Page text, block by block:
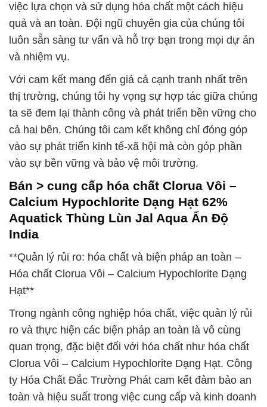
việc lựa chọn và sử dụng hóa chất một cách hiệu
quả và an toàn. Đội ngũ chuyên gia của chúng tôi
luôn sẵn sàng tư vấn và hỗ trợ bạn trong mọi dự án
và nhiệm vụ.
Với cam kết mang đến giá cả cạnh tranh nhất trên
thị trường, chúng tôi hy vọng sự hợp tác giữa chúng
ta sẽ đem lại thành công và phát triển bền vững cho
cả hai bên. Chúng tôi cam kết không chỉ đóng góp
vào sự phát triển kinh tế-xã hội mà còn góp phần
vào sự bền vững và bảo vệ môi trường.
Bán > cung cấp hóa chất Clorua Vôi –
Calcium Hypochlorite Dạng Hạt 62%
Aquatick Thùng Lùn Jal Aqua Ấn Độ
India
**Quản lý rủi ro: hóa chất và biện pháp an toàn –
Hóa chất Clorua Vôi – Calcium Hypochlorite Dạng
Hạt**
Trong ngành công nghiệp hóa chất, việc quản lý rủi
ro và thực hiện các biện pháp an toàn là vô cùng
quan trọng, đặc biệt đối với hóa chất như hóa chất
Clorua Vôi – Calcium Hypochlorite Dạng Hạt. Công
ty Hóa Chất Đắc Trường Phát cam kết đảm bảo an
toàn và hiệu suất trong việc cung cấp và kinh doanh